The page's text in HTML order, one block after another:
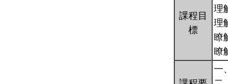
課程目
標
理
理
瞭
瞭
一